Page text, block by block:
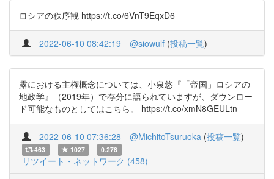
ロシアの秩序観 https://t.co/6VnT9EqxD6
2022-06-10 08:42:19 @siowulf (投稿一覧)
露における主権概念については、小泉悠『「帝国」ロシアの
地政学』（2019年）で存分に語られていますが、ダウンロー
ド可能なものとしてはこちら。 https://t.co/xmN8GEULtn
2022-06-10 07:36:28 @MichitoTsuruoka (投稿一覧)
463 1027 0.278
リツイート・ネットワーク (458)